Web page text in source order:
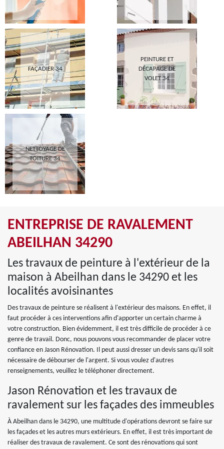
FAÇADIER 34
PEINTURE ET
DÉCAPAGE DE
VOLET 34
NETTOYAGE DE
TOITURE 34
ENTREPRISE DE RAVALEMENT
ABEILHAN 34290
Les travaux de peinture à l'extérieur de la
maison à Abeilhan dans le 34290 et les
localités avoisinantes
Des travaux de peinture se réalisent à l'extérieur des maisons. En effet, il
faut procéder à ces interventions afin d'apporter un certain charme à
votre construction. Bien évidemment, il est très difficile de procéder à ce
genre de travail. Donc, nous pouvons vous recommander de placer votre
confiance en Jason Rénovation. Il peut aussi dresser un devis sans qu'il soit
nécessaire de débourser de l'argent. Si vous voulez d'autres
renseignements, veuillez le téléphoner directement.
Jason Rénovation et les travaux de
ravalement sur les façades des immeubles
À Abeilhan dans le 34290, une multitude d'opérations devront se faire sur
les façades et les autres murs extérieurs. En effet, il est très important de
réaliser des travaux de ravalement. Ce sont des rénovations qui sont